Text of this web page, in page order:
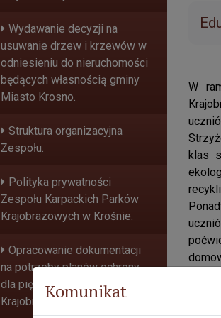
Wydawanie decyzji na
usuwanie drzew i krzewów w
odniesieniu do nieruchomości
będących własnością gminy
Miasto Krosno.
Struktura organizacyjna
Zespołu.
Polityka prywatności
Zespołu Karpackich Parków
Krajobrazowych w Krośnie.
Opracowanie dokumentacji
na potrzeby planów ochrony
dla pięciu Parków
Krajobrazowych.
W
klas
Komunikat